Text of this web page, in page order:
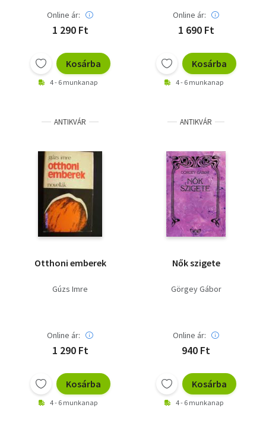
Online ár:
1 290 Ft
Kosárba
4 - 6 munkanap
Online ár:
1 690 Ft
Kosárba
4 - 6 munkanap
ANTIKVÁR
Otthoni emberek
Gúzs Imre
Online ár:
1 290 Ft
Kosárba
4 - 6 munkanap
ANTIKVÁR
Nők szigete
Görgey Gábor
Online ár:
940 Ft
Kosárba
4 - 6 munkanap